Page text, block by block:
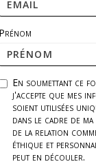
Prénom
En soumettant ce
j'accepte que mes
soient utilisées
dans le cadre de ma
de la relation
éthique et
peut en découler.